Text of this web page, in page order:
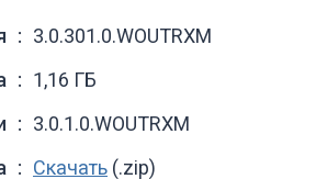
3.0.301.0.WOUTRXM
1,16 ГБ
3.0.1.0.WOUTRXM
Скачать (.zip)